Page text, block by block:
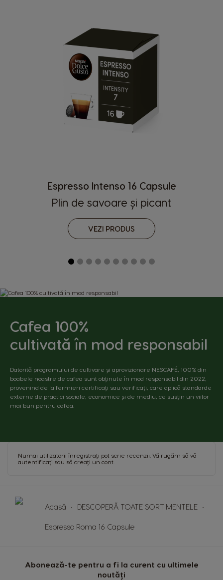
Espresso Intenso 16 Capsule
Plin de savoare și picant
VEZI PRODUS
Cafea 100%
cultivată în mod responsabil
Datorită programului de cultivare și aprovizionare NESCAFÉ, 100% din
boabele noastre de cafea sunt obținute în mod responsabil din 2022,
provenind de la fermieri certificați sau verificați, care aplică standarde
externe de practici sociale, economice și de mediu, ce susțin un viitor
mai bun pentru cafea.
Numai utilizatorii înregistrați pot scrie recenzii. Vă rugăm să vă
autentificați sau să creați un cont
Acasă DESCOPERĂ TOATE SORTIMENTELE
Espresso Roma 16 Capsule
Abonează-te pentru a fi la curent cu ultimele
noutăți